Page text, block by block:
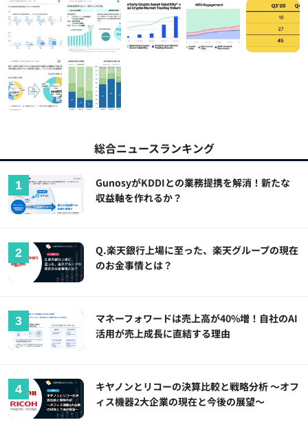
総合ニュースランキング
GunosyがKDDIとの業務提携を解消！新たな
収益軸を作れるか？
Q.楽天銀行上場に至った、楽天グループの現在
のお金事情とは？
マネーフォワードは売上高が40%増！自社のAI
活用が売上成長に直結する理由
キヤノンとリコーの決算比較と戦略分析 ～オフ
ィス機器2大企業の現在と今後の展望～